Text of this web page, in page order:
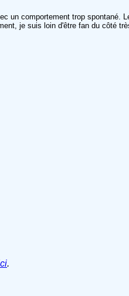
un comportement trop spontané.
je suis loin d'être fan du côté
.